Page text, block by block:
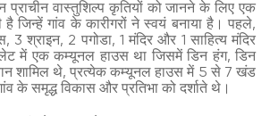
प्राचीन वास्तुशिल्प कृतियों को जानने के लिए एक
है जिन्हें गांव के कारीगरों ने स्वयं बनाया है। पहले,
श्राइन, 2 पगोडा, 1 मंदिर और 1 साहित्य मंदिर
में एक कम्यूनल हाउस था जिसमें डिन हंग, डिन
शामिल थे, प्रत्येक कम्यूनल हाउस में 5 से 7 खंड
के समृद्ध विकास और प्रतिभा को दर्शाते थे।